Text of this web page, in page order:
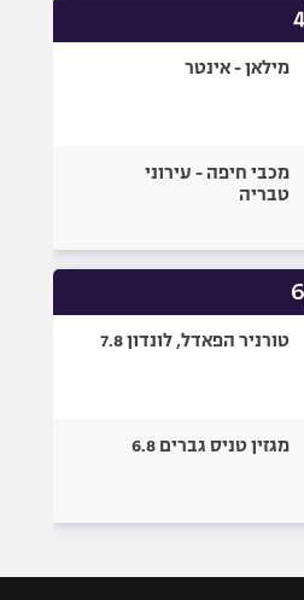
מילאן - אינטר
מכבי חיפה - עירוני
טבריה
טורניר הפאדל, לונדון 7.8
מגזין טניס גברים 6.8